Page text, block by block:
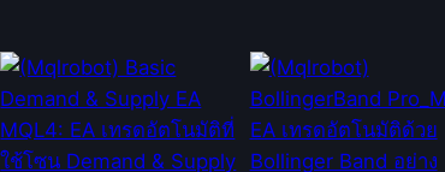
น
ก
า
ร